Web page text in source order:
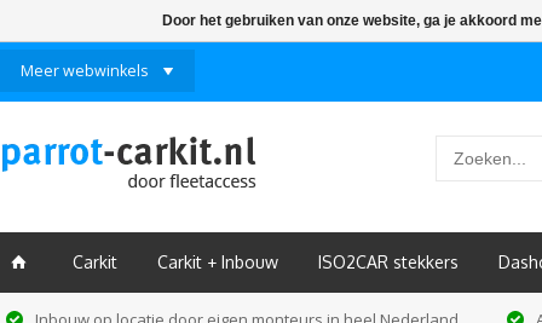
Meer webwinkels
ï Carkit Carkit + Inbouw ISO2CAR stekkers
Door het gebruiken van onze website, ga je akkoord